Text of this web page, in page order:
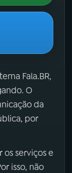
Fala.BR,
O
da
por
os serviços e
isso, não